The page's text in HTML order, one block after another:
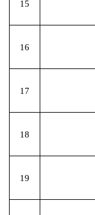
15
16
17
18
19